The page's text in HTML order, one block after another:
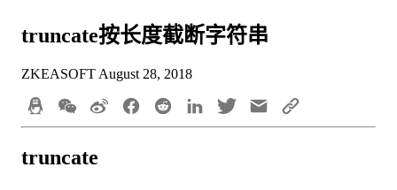
truncate按长度截断字符串
ZKEASOFT August 28, 2018
truncate